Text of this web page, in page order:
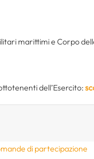
marittimi e Corpo
dell’Esercito:
di partecipazione